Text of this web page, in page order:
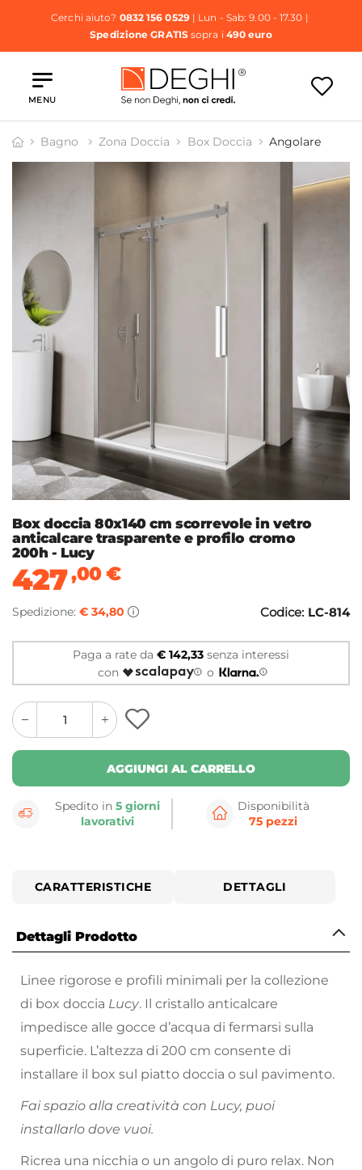
Cerchi aiuto? 0832 156 0529| Lun - Sab: 9.00 - 17.30 |
Spedizione GRATISsopra i 490 euro
MENU
Bagno Zona Doccia Box Doccia Angolare
Box doccia 80x140 cm scorrevole in vetro
anticalcare trasparente e profilo cromo
200h - Lucy
427,00€
Spedizione: € 34,80 Codice: LC-814
Paga a rate da € 142,33 senza interessi
con
o
quantity
button
quantity
minus
button
AGGIUNGI AL CARRELLO
Spedito in5 giorni
lavorativi
Disponibilità
75 pezzi
CARATTERISTICHE DETTAGLI
Dettagli Prodotto
Linee rigorose e profili minimali per la collezione
di box doccia Lucy. Il cristallo anticalcare
impedisce alle gocce d’acqua di fermarsi sulla
superficie. L’altezza di 200 cm consente di
installare il box sul piatto doccia o sul pavimento.
Fai spazio alla creatività con Lucy, puoi
installarlo dove vuoi.
Ricrea una nicchia o un angolo di puro relax. Non